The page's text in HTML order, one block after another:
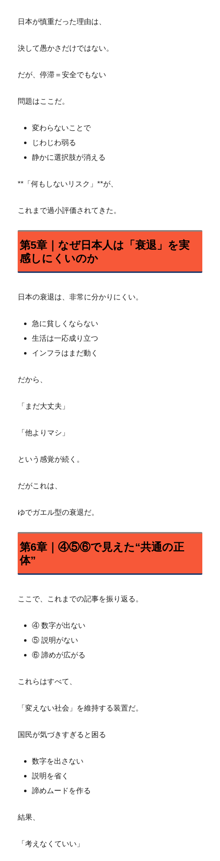
日本が慎重だった理由は、
決して愚かさだけではない。
だが、停滞＝安全でもない
問題はここだ。
変わらないことで
じわじわ弱る
静かに選択肢が消える
**「何もしないリスク」**が、
これまで過小評価されてきた。
第5章｜なぜ日本人は「衰退」を実
感しにくいのか
日本の衰退は、非常に分かりにくい。
急に貧しくならない
生活は一応成り立つ
インフラはまだ動く
だから、
「まだ大丈夫」
「他よりマシ」
という感覚が続く。
だがこれは、
ゆでガエル型の衰退だ。
第6章｜④⑤⑥で見えた“共通の正
体”
ここで、これまでの記事を振り返る。
④ 数字が出ない
⑤ 説明がない
⑥ 諦めが広がる
これらはすべて、
「変えない社会」を維持する装置だ。
国民が気づきすぎると困る
数字を出さない
説明を省く
諦めムードを作る
結果、
「考えなくていい」